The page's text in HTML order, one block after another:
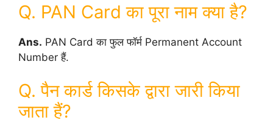
Q. PAN Card का पूरा नाम क्या है?
Ans. PAN Card का फुल फॉर्म Permanent Account
Number हैं.
Q. पैन कार्ड किसके द्वारा जारी किया
जाता हैं?